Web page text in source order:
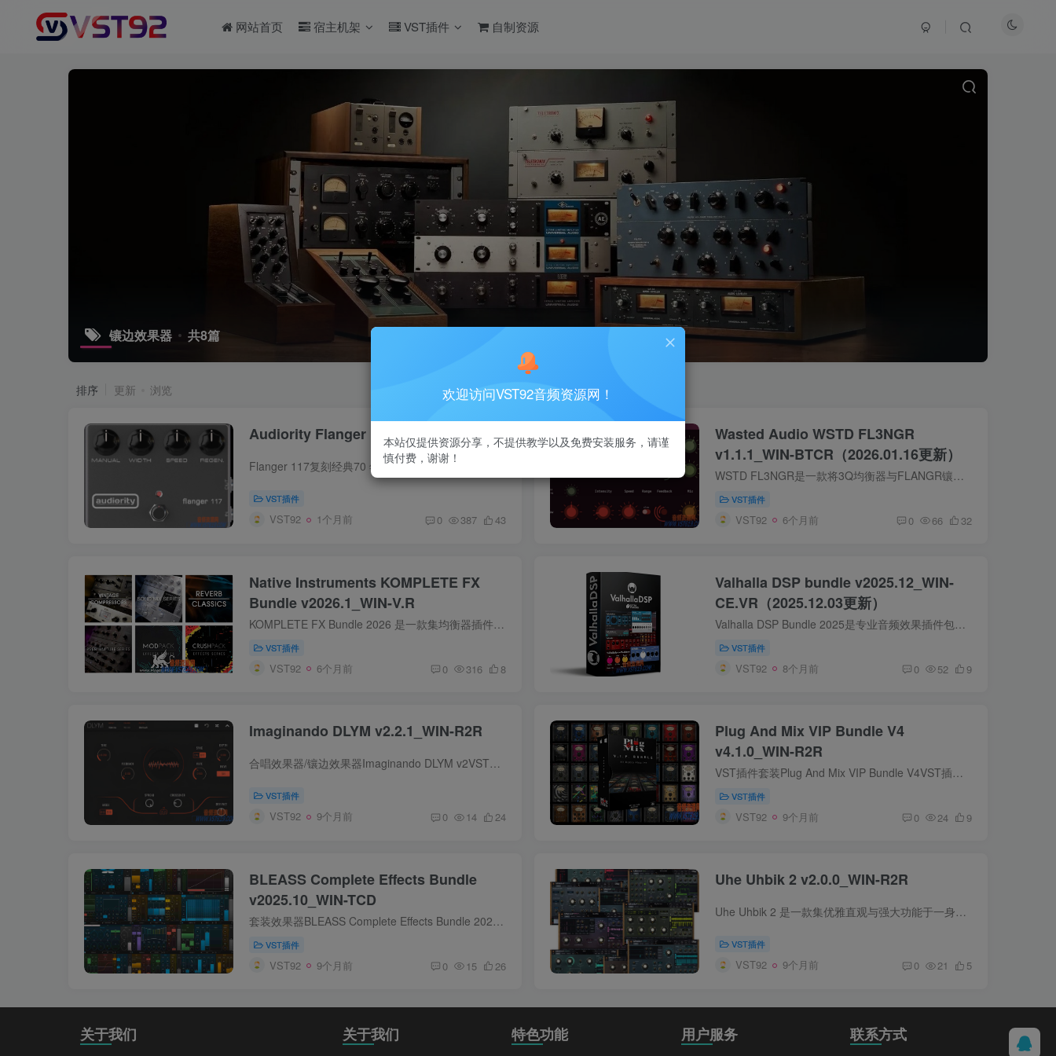
网站首页 宿主机架 VST插件 自制资源
镶边效果器 共8篇
排序 更新 浏览
Audiority Flanger 117 v1.0.1_WIN-R2R
VST插件
VST92 1个月前 0 387 43
Wasted Audio WSTD FL3NGR
v1.1.1_WIN-BTCR（2026.01.16更新）
WSTD FL3NGR是一款将3Q均衡器与FLANGR镶边效果器功能融合的三频段镶边效果插件，支持独立调节各频段（可单独关闭）及中频点，LFO速度范围0-20Hz并具备正负反馈调制能力，实现丰富的声音纹理。
VST插件
VST92 6个月前 0 66 32
Native Instruments KOMPLETE FX
Bundle v2026.1_WIN-V.R
KOMPLETE FX Bundle 2026 是一款集均衡器插件、压缩器插件、混响插件、延迟等丰富效果于一体的专业音频插件包，兼具复古硬件质感与现代创意工具，助力高效混音与声音设计。
VST插件
VST92 6个月前 0 316 8
Valhalla DSP bundle v2025.12_WIN-
CE.VR（2025.12.03更新）
Valhalla DSP Bundle 2025是专业音频效果插件包，含延迟、混响、调制等10款工具，提供高精度算法与极简界面，适用于音乐制作、音效设计及音频后期，满足从经典模拟到未来音色的创作需求。
VST插件
VST92 8个月前 0 52 9
Imaginando DLYM v2.2.1_WIN-R2R
合唱效果器/镶边效果器Imaginando DLYM v2VST插件格式：VST/VST3 DLYM 是一款强大的合唱效果器与镶边效果插件，以其复古温暖的音色、直观的界面和丰富的预设，为声音增添深度与立体感。DLYM 被...
VST插件
VST92 9个月前 0 14 24
Plug And Mix VIP Bundle V4
v4.1.0_WIN-R2R
VST插件套装Plug And Mix VIP Bundle V4VST插件格式：VST/VST3/AAX翻译：V.I.P. 套装是一套完整的 50 个精简音频插件，每个插件都旨在精确轻松地执行一项特定任务。此套装是音乐家、制作人和音...
VST插件
VST92 9个月前 0 24 9
BLEASS Complete Effects Bundle
v2025.10_WIN-TCD
套装效果器BLEASS Complete Effects Bundle 2025VST插件格式：VST3/AAX BLEASS 是一款创新的音频插件品牌，由法国开发者 Guillaume Vinet 创立。这个品牌下的插件以其独特的创意和强大的功能受...
VST插件
VST92 9个月前 0 15 26
Uhe Uhbik 2 v2.0.0_WIN-R2R
Uhe Uhbik 2 是一款集优雅直观与强大功能于一身的专业音频处理插件套装，它汇集了混响、延迟、压缩、移调、调制等十种高品质效果器，支持高达7.1的环绕声格式，非常适合为音乐作品添加精致的最...
VST插件
VST92 9个月前 0 21 5
关于我们 关于我们 特色功能 用户服务 联系方式
欢迎访问VST92音频资源网！
本站仅提供资源分享，不提供教学以及免费安装服务，请谨
慎付费，谢谢！